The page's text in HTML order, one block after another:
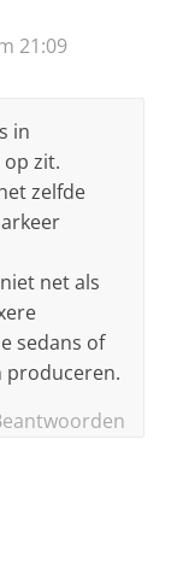
21:09
in
zit.
zelfde
net als
sedans of
produceren.